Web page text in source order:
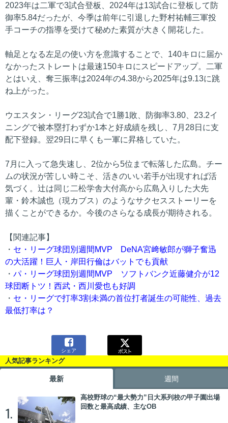
2023年は二軍で3試合登板、2024年は13試合に登板して防
御率5.84だったが、今季は前年に引退した野村祐輔三軍投
手コーチの指導を受けて秘めた素質が大きく開花した。
軸足となる左足の使い方を意識することで、140キロに届か
なかったストレートは最速150キロにスピードアップ。二軍
とはいえ、奪三振率は2024年の4.38から2025年は9.13に跳
ね上がった。
ウエスタン・リーグ23試合で1勝1敗、防御率3.80、23.2イ
ニングで被本塁打わずか1本と好成績を残し、7月28日に支
配下登録。翌29日に早くも一軍に昇格していた。
7月に入って急失速し、2位から5位まで転落した広島。チー
ムの状況が苦しい時こそ、活きのいい若手が出現すれば活
気づく。辻は同じ二松学舎大付高から広島入りした大先
輩・鈴木誠也（現カブス）のようなサクセスストーリーを
描くことができるか。今後のさらなる成長が期待される。
【関連記事】
・ セ・リーグ球団別週間MVP DeNA宮﨑敏郎が獅子奮迅
の大活躍！巨人・岸田行倫はバットでも貢献
・ パ・リーグ球団別週間MVP ソフトバンク近藤健介が12
球団断トツ！西武・西川愛也も好調
・ セ・リーグで打率3割未満の首位打者誕生の可能性、過去
最低打率は？

シェア
人気記事ランキング
最新 週間
1.
高校野球の“最大勢力”日大系列校の甲子園出場
回数と最高成績、主なOB